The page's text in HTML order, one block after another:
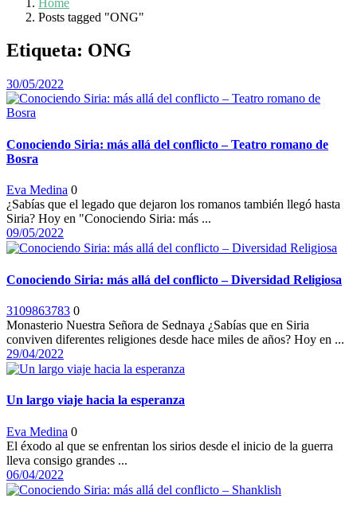
Posts tagged "ONG"
Etiqueta: ONG
30/05/2022
Conociendo Siria: más allá del conflicto – Teatro romano de
Bosra
Eva Medina 0
¿Sabías que el legado que dejaron los romanos también llegó hasta
Siria? Hoy en "Conociendo Siria: más ...
09/05/2022
Conociendo Siria: más allá del conflicto – Diversidad Religiosa
3109863783 0
Monasterio Nuestra Señora de Sednaya ¿Sabías que en Siria
conviven diferentes religiones desde hace miles de años? Hoy en ...
29/04/2022
Un largo viaje hacia la esperanza
Eva Medina 0
El éxodo al que se enfrentan los sirios desde el inicio de la guerra
lleva consigo grandes ...
06/04/2022